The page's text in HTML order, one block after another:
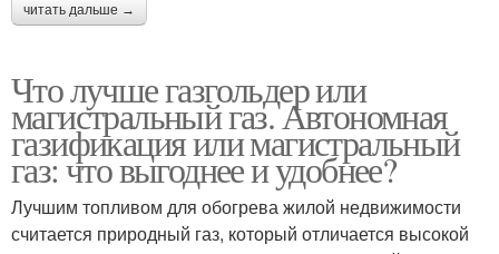
читать дальше →
Что лучше газгольдер или
магистральный газ. Автономная
газификация или магистральный
газ: что выгоднее и удобнее?
Лучшим топливом для обогрева жилой недвижимости
считается природный газ, который отличается высокой